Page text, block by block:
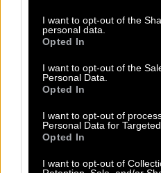
not limited to your visit or
grant or deny consent to
use your data for below
consent section.
I want to opt-out of the
personal data.
Opted In
I want to opt-out of the
Personal Data.
Opted In
I want to opt-out of
Personal Data for
Opted In
I want to opt-out of